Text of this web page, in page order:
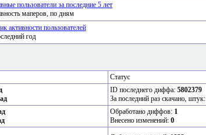
пользователи за последние 5 лет
маперов, по дням
активности пользователей
год
Статус
ID последнего диффа: 5802379
За последний раз скачано, штук:
Обработано диффов: 1
Внесено изменений: 0